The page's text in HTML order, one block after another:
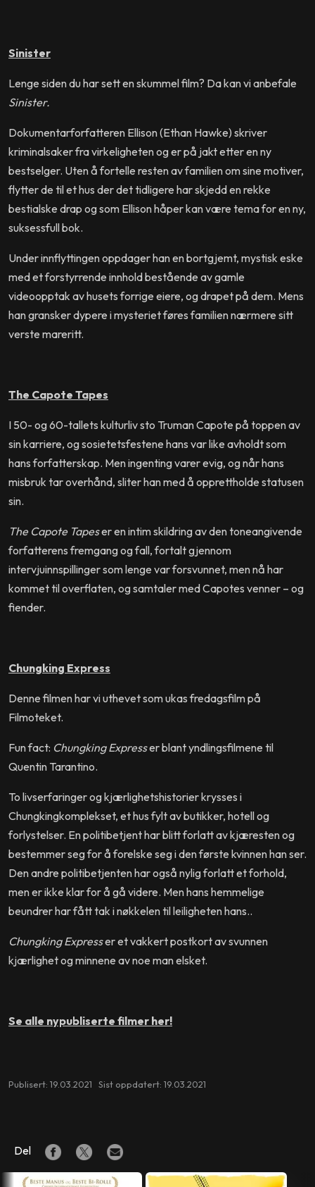
Sinister
Lenge siden du har sett en skummel film? Da kan vi anbefale
Sinister.
Dokumentarforfatteren Ellison (Ethan Hawke) skriver
kriminalsaker fra virkeligheten og er på jakt etter en ny
bestselger. Uten å fortelle resten av familien om sine motiver,
flytter de til et hus der det tidligere har skjedd en rekke
bestialske drap og som Ellison håper kan være tema for en ny,
suksessfull bok.
Under innflyttingen oppdager han en bortgjemt, mystisk eske
med et forstyrrende innhold bestående av gamle
videoopptak av husets forrige eiere, og drapet på dem. Mens
han gransker dypere i mysteriet føres familien nærmere sitt
verste mareritt.
The Capote Tapes
I 50- og 60-tallets kulturliv sto Truman Capote på toppen av
sin karriere, og sosietetsfestene hans var like avholdt som
hans forfatterskap. Men ingenting varer evig, og når hans
misbruk tar overhånd, sliter han med å opprettholde statusen
sin.
The Capote Tapeser en intim skildring av den toneangivende
forfatterens fremgang og fall, fortalt gjennom
intervjuinnspillinger som lenge var forsvunnet, men nå har
kommet til overflaten, og samtaler med Capotes venner – og
fiender.
Chungking Express
Denne filmen har vi uthevet som ukas fredagsfilm på
Filmoteket.
Fun fact: Chungking Expresser blant yndlingsfilmene til
Quentin Tarantino.
To livserfaringer og kjærlighetshistorier krysses i
Chungkingkomplekset, et hus fylt av butikker, hotell og
forlystelser. En politibetjent har blitt forlatt av kjæresten og
bestemmer seg for å forelske seg i den første kvinnen han ser.
Den andre politibetjenten har også nylig forlatt et forhold,
men er ikke klar for å gå videre. Men hans hemmelige
beundrer har fått tak i nøkkelen til leiligheten hans..
Chungking Expresser et vakkert postkort av svunnen
kjærlighet og minnene av noe man elsket.
Se alle nypubliserte filmer her!
Publisert: 19.03.2021 Sist oppdatert: 19.03.2021
Del